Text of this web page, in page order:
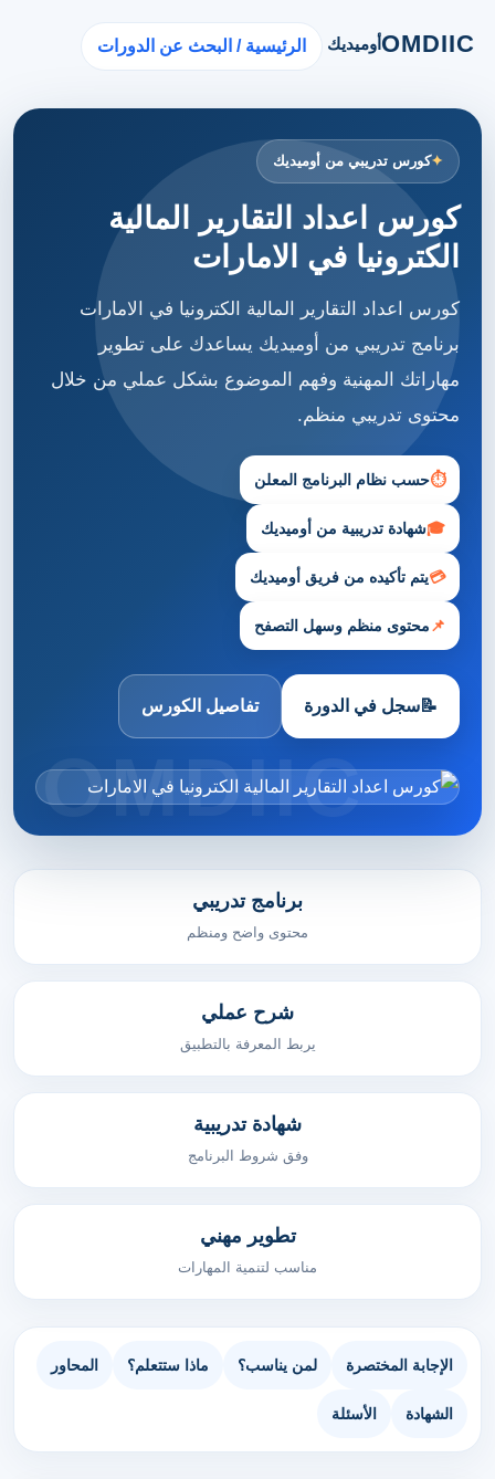
OMDIICأوميديك الرئيسية / البحث عن الدورات
كورس تدريبي من أوميديك
كورس اعداد التقارير المالية
الكترونيا في الامارات
كورس اعداد التقارير المالية الكترونيا في الامارات
برنامج تدريبي من أوميديك يساعدك على تطوير
مهاراتك المهنية وفهم الموضوع بشكل عملي من خلال
محتوى تدريبي منظم.
⏱حسب نظام البرنامج المعلن
🎓شهادة تدريبية من أوميديك
💳يتم تأكيده من فريق أوميديك
📌محتوى منظم وسهل التصفح
📝سجل في الدورة تفاصيل الكورس
برنامج تدريبي
محتوى واضح ومنظم
شرح عملي
يربط المعرفة بالتطبيق
شهادة تدريبية
وفق شروط البرنامج
تطوير مهني
مناسب لتنمية المهارات
الإجابة المختصرة لمن يناسب؟ ماذا ستتعلم؟ المحاور
الشهادة الأسئلة